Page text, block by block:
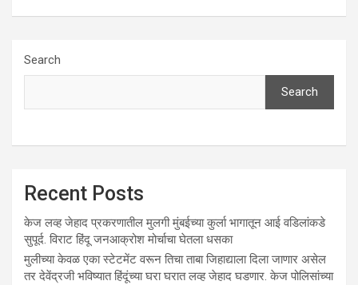
Search
Search
Recent Posts
केज लव्ह जेहाद प्रकरणातील मुलगी मुंबईच्या कुर्ला भागातून आई वडिलांकडे
सुपूर्द. विराट हिंदू जनआक्रोश मोर्चाचा घेतला धसका
मुलीच्या केवळ एका स्टेटमेंट वरून तिचा ताबा जिहाद्याला दिला जाणार असेल
तर देवेंद्रजी भविष्यात हिंदूंच्या घरा घरात लव्ह जेहाद घडणार. केज पोलिसांच्या